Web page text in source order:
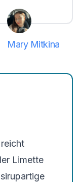
Mary Mitkina
Limette